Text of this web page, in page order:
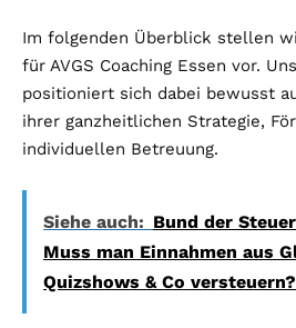
Im folgenden Überblick stellen
für AVGS Coaching Essen vor.
positioniert sich dabei bewusst
ihrer ganzheitlichen Strategie,
individuellen Betreuung.
Siehe auch: Bund der
Muss man Einnahmen aus
Quizshows & Co versteuern?